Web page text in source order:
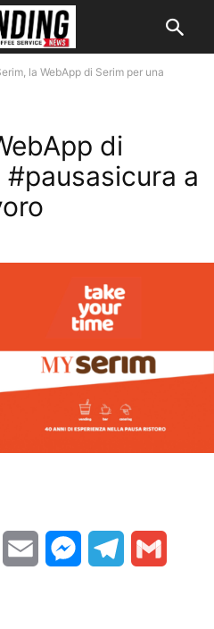
la WebApp di Serim per una
di
a
WhatsApp
Email MessengerTelegram